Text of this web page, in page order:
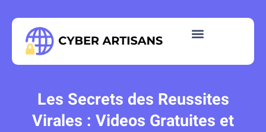
Les Secrets des Reussites
Virales : Videos Gratuites et